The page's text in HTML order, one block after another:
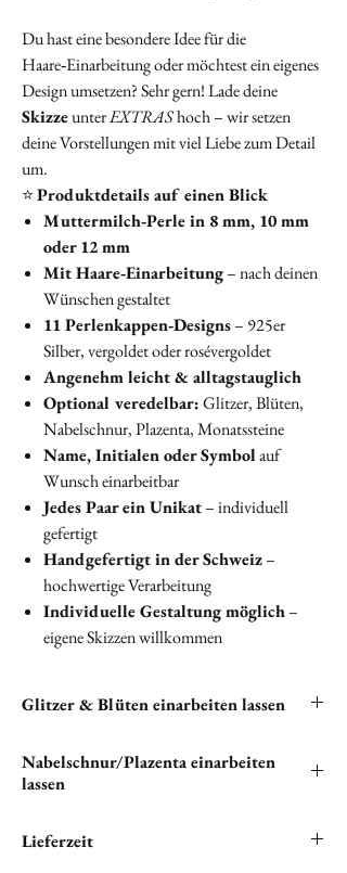
Du hast eine besondere Idee für die
Haare‑Einarbeitung oder möchtest ein eigenes
Design umsetzen? Sehr gern! Lade deine
SkizzeunterEXTRAShoch – wir setzen
deine Vorstellungen mit viel Liebe zum Detail
um.
⭐Produktdetails auf einen Blick
Muttermilch‑Perle in 8 mm, 10 mm
oder 12 mm
Mit Haare‑Einarbeitung– nach deinen
Wünschen gestaltet
11 Perlenkappen‑Designs– 925er
Silber, vergoldet oder rosévergoldet
Angenehm leicht & alltagstauglich
Optional veredelbar:Glitzer, Blüten,
Nabelschnur, Plazenta, Monatssteine
Name, Initialen oder Symbolauf
Wunsch einarbeitbar
Jedes Paar ein Unikat– individuell
gefertigt
Handgefertigt in der Schweiz–
hochwertige Verarbeitung
Individuelle Gestaltung möglich–
eigene Skizzen willkommen
Glitzer & Blüten einarbeiten lassen
Möglichkeit,GlitzerundBlütenin deine
Ohrringe einarbeiten zu lassen. Bitte wähle
verfügbaren
Nabelschnur/Plazenta einarbeiten
lassen
deinen einzigartigen Ohrringen verewigen
Lieferzeit